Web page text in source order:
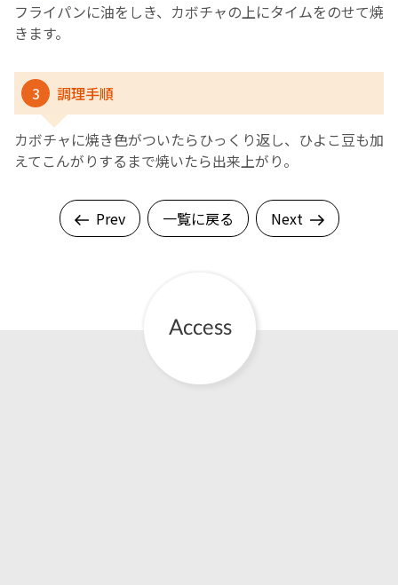
フライパンに油をしき、カボチャの上にタイムをのせて焼
きます。
3 調理手順
カボチャに焼き色がついたらひっくり返し、ひよこ豆も加
えてこんがりするまで焼いたら出来上がり。
Prev 一覧に戻る Next